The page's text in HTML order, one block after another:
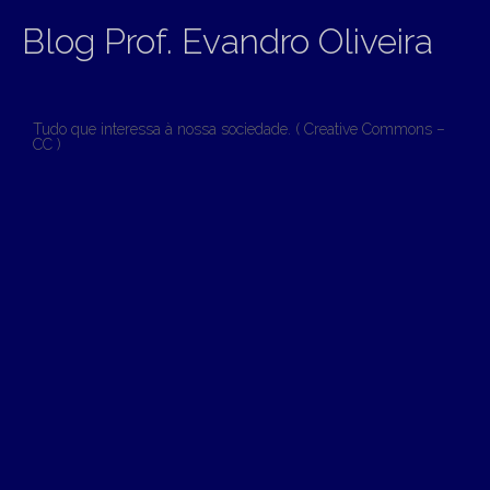
Blog Prof. Evandro Oliveira
Tudo que interessa à nossa sociedade. ( Creative Commons –
CC )